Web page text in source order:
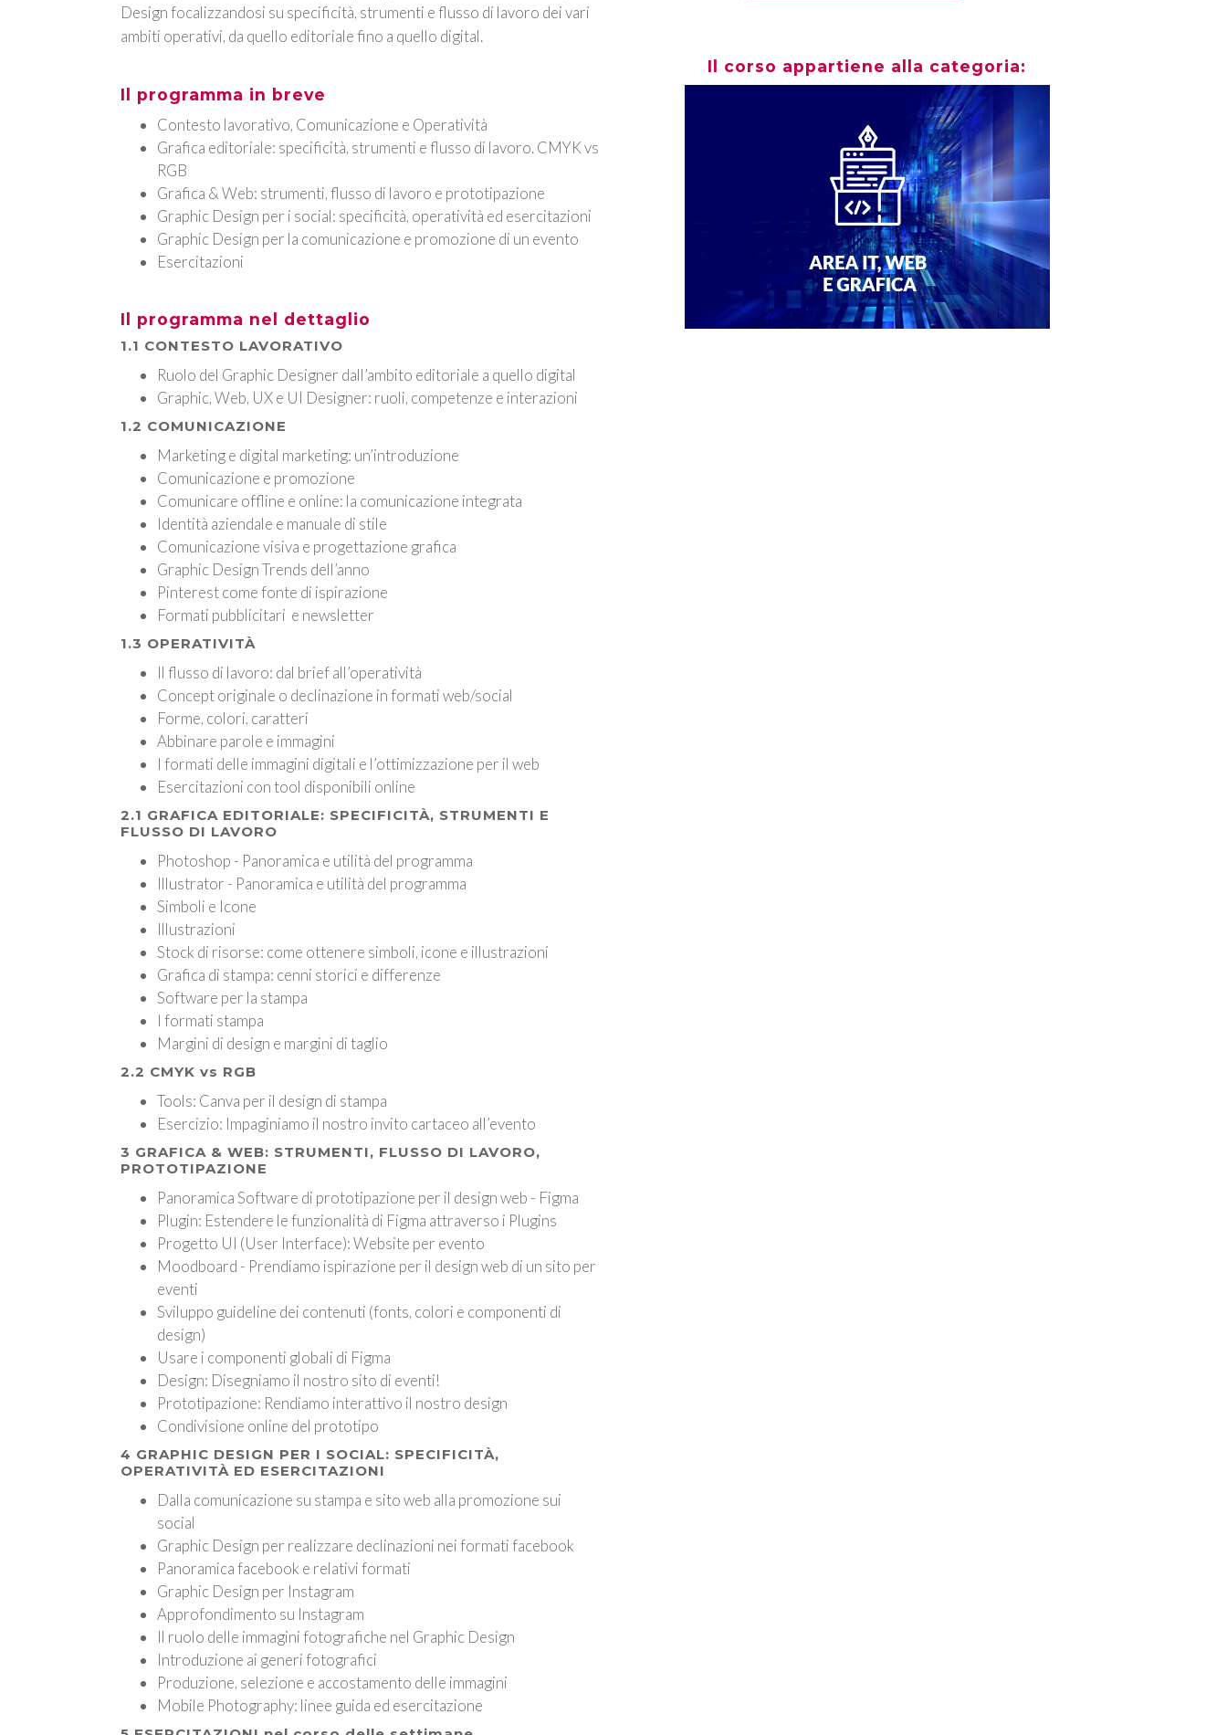
Design focalizzandosi su specificità, strumenti e flusso di lavoro dei vari
ambiti operativi, da quello editoriale fino a quello digital.
Il programma in breve
Contesto lavorativo, Comunicazione e Operatività
Grafica editoriale: specificità, strumenti e flusso di lavoro. CMYK vs
RGB
Grafica & Web: strumenti, flusso di lavoro e prototipazione
Graphic Design per i social: specificità, operatività ed esercitazioni
Graphic Design per la comunicazione e promozione di un evento
Esercitazioni
Il programma nel dettaglio
1.1 CONTESTO LAVORATIVO
Ruolo del Graphic Designer dall’ambito editoriale a quello digital
Graphic, Web, UX e UI Designer: ruoli, competenze e interazioni
1.2 COMUNICAZIONE
Marketing e digital marketing: un’introduzione
Comunicazione e promozione
Comunicare offline e online: la comunicazione integrata
Identità aziendale e manuale di stile
Comunicazione visiva e progettazione grafica
Graphic Design Trends dell’anno
Pinterest come fonte di ispirazione
Formati pubblicitari e newsletter
1.3 OPERATIVITÀ
Il flusso di lavoro: dal brief all’operatività
Concept originale o declinazione in formati web/social
Forme, colori, caratteri
Abbinare parole e immagini
I formati delle immagini digitali e l’ottimizzazione per il web
Esercitazioni con tool disponibili online
2.1 GRAFICA EDITORIALE: SPECIFICITÀ, STRUMENTI E
FLUSSO DI LAVORO
Photoshop - Panoramica e utilità del programma
Illustrator - Panoramica e utilità del programma
Simboli e Icone
Illustrazioni
Stock di risorse: come ottenere simboli, icone e illustrazioni
Grafica di stampa: cenni storici e differenze
Software per la stampa
I formati stampa
Margini di design e margini di taglio
2.2 CMYK vs RGB
Tools: Canva per il design di stampa
Esercizio: Impaginiamo il nostro invito cartaceo all’evento
3 GRAFICA & WEB: STRUMENTI, FLUSSO DI LAVORO,
PROTOTIPAZIONE
Panoramica Software di prototipazione per il design web - Figma
Plugin: Estendere le funzionalità di Figma attraverso i Plugins
Progetto UI (User Interface): Website per evento
Moodboard - Prendiamo ispirazione per il design web di un sito per
eventi
Sviluppo guideline dei contenuti (fonts, colori e componenti di
design)
Usare i componenti globali di Figma
Design: Disegniamo il nostro sito di eventi!
Prototipazione: Rendiamo interattivo il nostro design
Condivisione online del prototipo
4 GRAPHIC DESIGN PER I SOCIAL: SPECIFICITÀ,
OPERATIVITÀ ED ESERCITAZIONI
Dalla comunicazione su stampa e sito web alla promozione sui
social
Graphic Design per realizzare declinazioni nei formati facebook
Panoramica facebook e relativi formati
Graphic Design per Instagram
Approfondimento su Instagram
Il ruolo delle immagini fotografiche nel Graphic Design
Introduzione ai generi fotografici
Produzione, selezione e accostamento delle immagini
Mobile Photography: linee guida ed esercitazione
Il corso appartiene alla categoria: